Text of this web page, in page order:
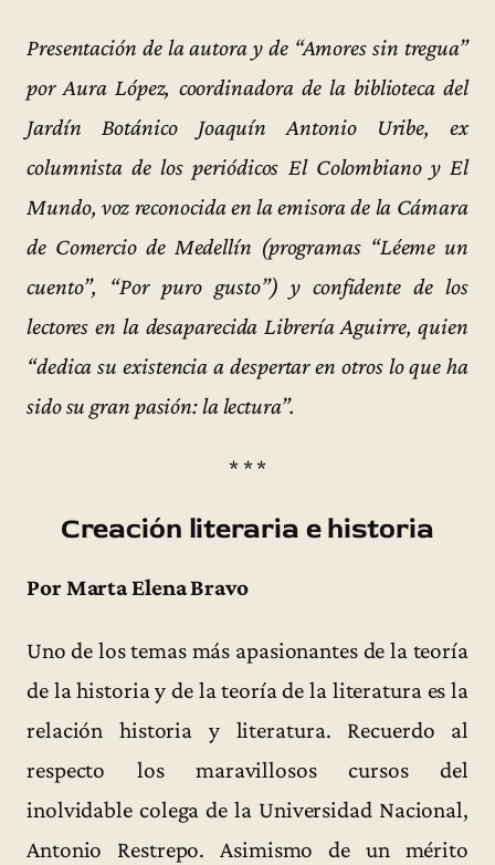
Presentación de la autora y de “Amores sin tregua”
por Aura López, coordinadora de la biblioteca del
Jardín Botánico Joaquín Antonio Uribe, ex
columnista de los periódicos El Colombiano y El
Mundo, voz reconocida en la emisora de la Cámara
de Comercio de Medellín (programas “Léeme un
cuento”, “Por puro gusto”) y confidente de los
lectores en la desaparecida Librería Aguirre, quien
“dedica su existencia a despertar en otros lo que ha
sido su gran pasión: la lectura”.
* * *
Creación literaria e historia
Por Marta Elena Bravo
Uno de los temas más apasionantes de la teoría
de la historia y de la teoría de la literatura es la
relación historia y literatura. Recuerdo al
respecto los maravillosos cursos del
inolvidable colega de la Universidad Nacional,
Antonio Restrepo. Asimismo de un mérito